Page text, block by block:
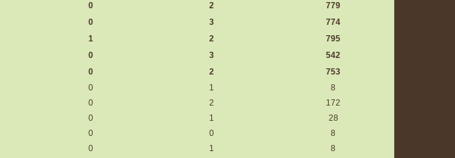
0 2
779
0 3
774
1 2
795
0 3
542
0 2
753
0 1
8
0 2
172
0 1
28
0 0
8
0 1
8